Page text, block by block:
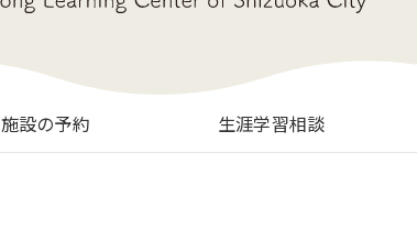
施設の予約 生涯学習相談